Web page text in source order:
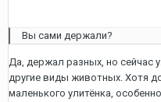
Вы сами держали?
Да, держал разных, но сейчас
другие виды животных. Хотя
маленького улитёнка,